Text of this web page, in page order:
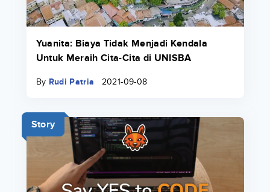
Yuanita: Biaya Tidak Menjadi Kendala
Untuk Meraih Cita-Cita di UNISBA
By Rudi Patria 2021-09-08
Story